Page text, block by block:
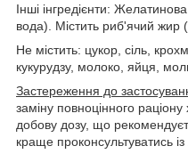
Інші інгредієнти:
вода). Містить риб'ячий жир
Не містить: цукор, сіль,
кукурудзу, молоко, яйця,
Застереження до
заміну повноцінного
добову дозу, що
краще проконсультуватись